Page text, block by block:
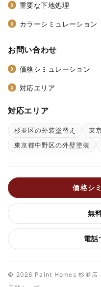
重要な下地処理
カラーシミュレーション
お問い合わせ
価格シミュレーション
対応エリア
対応エリア
杉並区の外装塗替え
東
東京都中野区の外壁塗装
価格シ
無
電話
© 2026 Paint Homes 杉並店